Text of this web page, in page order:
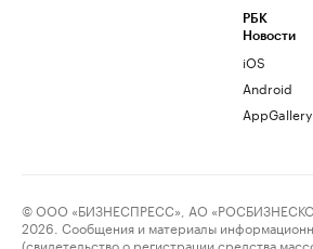
РБК
Новости
iOS
Android
AppGallery
© ООО «БИЗНЕСПРЕСС», АО
2026. Сообщения и материалы
(свидетельство о регистрации средства